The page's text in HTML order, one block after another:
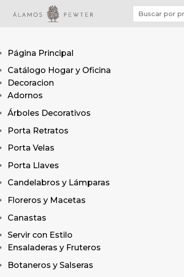
Página Principal
Catálogo Hogar y Oficina
Decoracion
Adornos
Árboles Decorativos
Porta Retratos
Porta Velas
Porta Llaves
Candelabros y Lámparas
Floreros y Macetas
Canastas
Servir con Estilo
Ensaladeras y Fruteros
Botaneros y Salseras